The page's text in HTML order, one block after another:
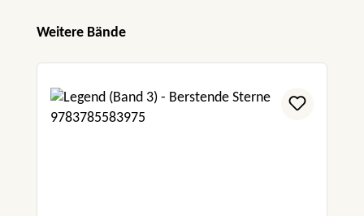
Produktgalerie überspringen
Weitere Bände